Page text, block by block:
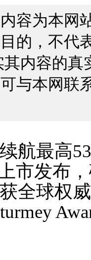
容为本网
的，不代
其内容的
与本网联
续航最高
市发布
获全球权